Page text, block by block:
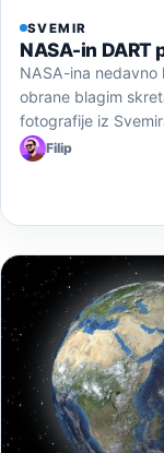
SVEMIR
NASA-in DART
NASA-ina nedavno
obrane blagim
fotografije iz
Filip